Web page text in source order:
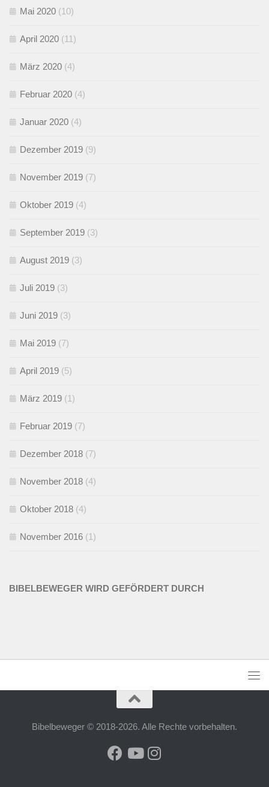
Mai 2020 (10)
April 2020 (11)
März 2020 (4)
Februar 2020 (4)
Januar 2020 (4)
Dezember 2019 (9)
November 2019 (7)
Oktober 2019 (4)
September 2019 (3)
August 2019 (3)
Juli 2019 (3)
Juni 2019 (3)
Mai 2019 (7)
April 2019 (5)
März 2019 (1)
Februar 2019 (7)
Dezember 2018 (7)
November 2018 (4)
Oktober 2018 (4)
November 2016 (1)
BIBELBEWEGER WIRD GEFÖRDERT DURCH
Bibelbeweger © 2018-2026. Alle Rechte vorbehalten.